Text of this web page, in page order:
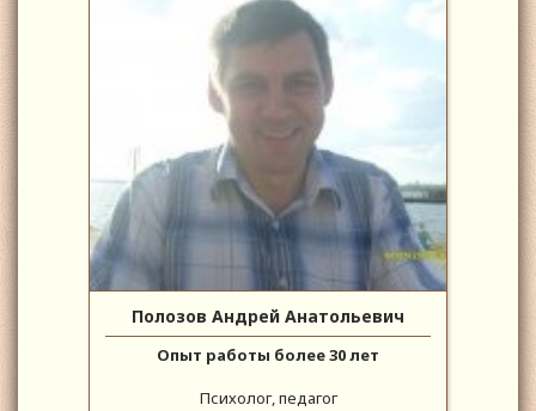
Полозов Андрей Анатольевич
Опыт работы более 30 лет
Психолог, педагог